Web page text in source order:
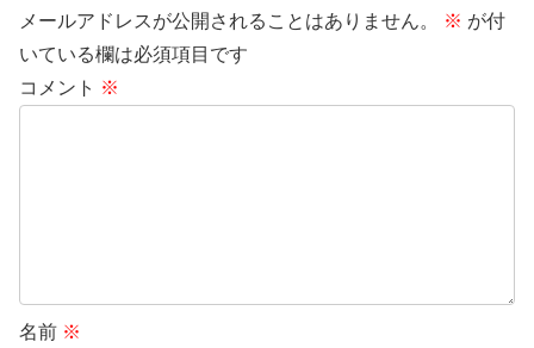
メールアドレスが公開されることはありません。 ※ が付
いている欄は必須項目です
コメント ※
名前 ※